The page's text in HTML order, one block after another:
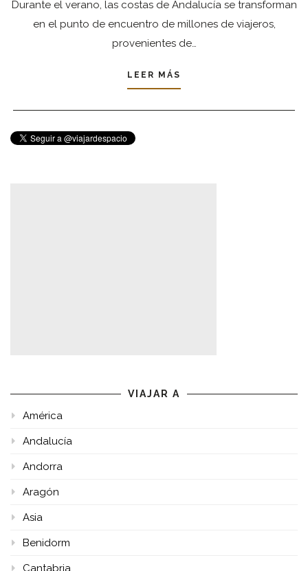
Durante el verano, las costas de Andalucía se transforman
en el punto de encuentro de millones de viajeros,
provenientes de…
LEER MÁS
VIAJAR A
América
Andalucía
Andorra
Aragón
Asia
Benidorm
Cantabria